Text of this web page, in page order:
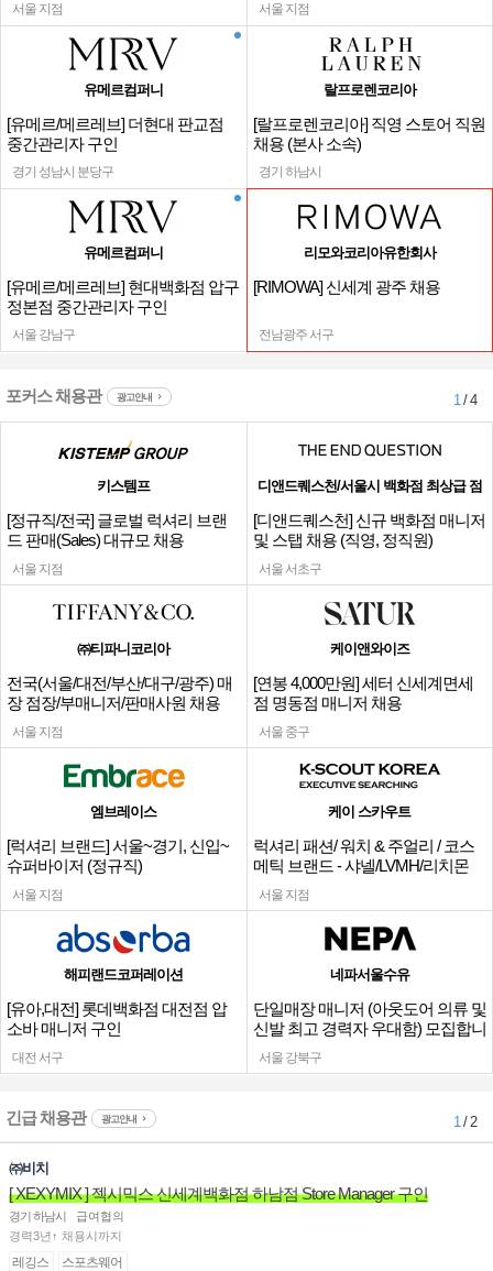
서울 지점 서울 지점
유메르컴퍼니
[유메르/메르레브] 더현대 판교점
중간관리자 구인
경기 성남시 분당구
랄프로렌코리아
[랄프로렌코리아] 직영 스토어 직원
채용 (본사 소속)
경기 하남시
유메르컴퍼니
[유메르/메르레브] 현대백화점 압구
정본점 중간관리자 구인
서울 강남구
리모와코리아유한회사
[RIMOWA] 신세계 광주 채용
전남광주 서구
포커스 채용관 광고안내 1/ 4
키스템프
[정규직/전국] 글로벌 럭셔리 브랜
드 판매(Sales) 대규모 채용
서울 지점
디앤드퀘스천/서울시 백화점 최상급 점
[디앤드퀘스천] 신규 백화점 매니저
및 스탭 채용 (직영, 정직원)
서울 서초구
㈜티파니코리아
전국(서울/대전/부산/대구/광주) 매
장 점장/부매니저/판매사원 채용
서울 지점
케이앤와이즈
[연봉 4,000만원] 세터 신세계면세
점 명동점 매니저 채용
서울 중구
엠브레이스
[럭셔리 브랜드] 서울~경기, 신입~
슈퍼바이저 (정규직)
서울 지점
케이 스카우트
럭셔리 패션/ 워치 & 주얼리 / 코스
메틱 브랜드 - 샤넬/LVMH/리치몬
트/티파니/그라프 외
서울 지점
해피랜드코퍼레이션
[유아,대전] 롯데백화점 대전점 압
소바 매니저 구인
대전 서구
네파서울수유
단일매장 매니저 (아웃도어 의류 및
신발 최고 경력자 우대함) 모집합니
다.
서울 강북구
긴급 채용관 광고안내 1/ 2
㈜비치
[ XEXYMIX ] 젝시믹스 신세계백화점 하남점 Store Manager 구인
경기 하남시
급여협의
경력3년↑ 채용시까지
레깅스 스포츠웨어